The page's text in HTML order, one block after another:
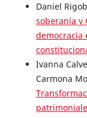
Daniel
soberanía y
democracia
Ivanna
Carmona